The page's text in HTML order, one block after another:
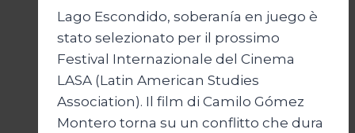
Lago Escondido, soberanía en juego è
stato selezionato per il prossimo
Festival Internazionale del Cinema
LASA (Latin American Studies
Association). Il film di Camilo Gómez
Montero torna su un conflitto che dura